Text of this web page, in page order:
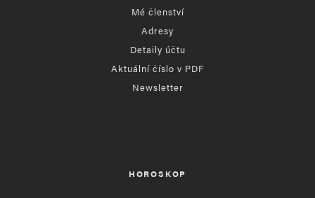
Mé členství
Adresy
Detaily účtu
Aktuální číslo v PDF
Newsletter
HOROSKOP